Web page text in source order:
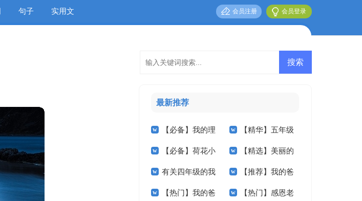
句子 实用文 会员登录
会员注册
最新推荐
【必备】我的理
想小学作文3篇
【精华】五年级
我的作文集锦九篇
【必备】荷花小
学作文合集5篇
【精选】美丽的
小学作文300字四篇
有关四年级的我
作文300字四篇
【推荐】我的爸
爸小学作文九篇
【热门】我的爸 【热门】感恩老